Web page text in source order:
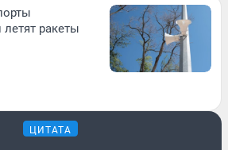
ракеты
ЦИТАТА